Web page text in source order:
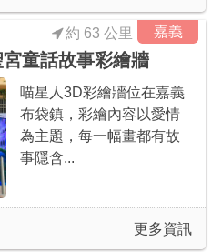
嘉義
童話故事彩繪牆
約 63 公里
喵星人3D彩繪牆位在嘉義
布袋鎮，彩繪內容以愛情
為主題，每一幅畫都有故
事隱含...
更多資訊